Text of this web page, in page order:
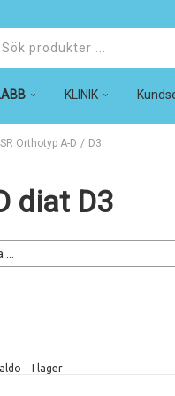
KLINIK
Produkter
SR Orthotyp A-D / D3
diat D3
I lager